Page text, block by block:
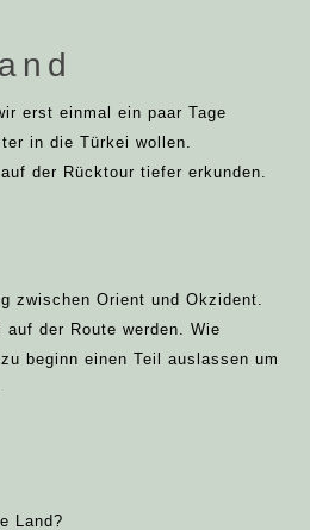
erst einmal ein paar Tage
in die Türkei wollen.
der Rücktour tiefer erkunden.
zwischen Orient und Okzident.
der Route werden. Wie
beginn einen Teil auslassen um
Land?